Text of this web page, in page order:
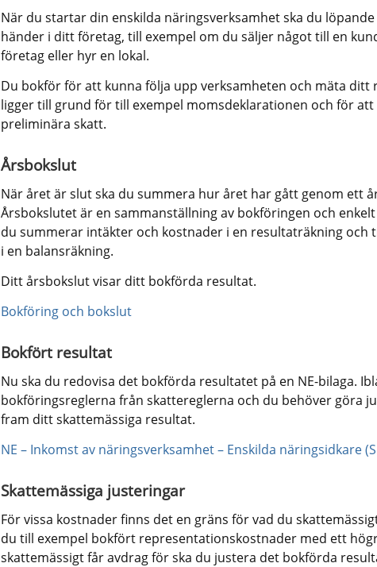
När du startar din enskilda näringsverksamhet ska du
händer i ditt företag, till exempel om du säljer något till en
företag eller hyr en lokal.
Du bokför för att kunna följa upp verksamheten och mäta ditt
ligger till grund för till exempel momsdeklarationen och för
preliminära skatt.
Årsbokslut
När året är slut ska du summera hur året har gått genom ett
Årsbokslutet är en sammanställning av bokföringen och
du summerar intäkter och kostnader i en resultaträkning och
i en balansräkning.
Ditt årsbokslut visar ditt bokförda resultat.
Bokföring och bokslut
Bokfört resultat
Nu ska du redovisa det bokförda resultatet på en NE-bilaga.
bokföringsreglerna från skattereglerna och du behöver göra
fram ditt skattemässiga resultat.
NE – Inkomst av näringsverksamhet – Enskilda näringsidkare
Skattemässiga justeringar
För vissa kostnader finns det en gräns för vad du
du till exempel bokfört representationskostnader med ett
skattemässigt får avdrag för ska du justera det bokförda